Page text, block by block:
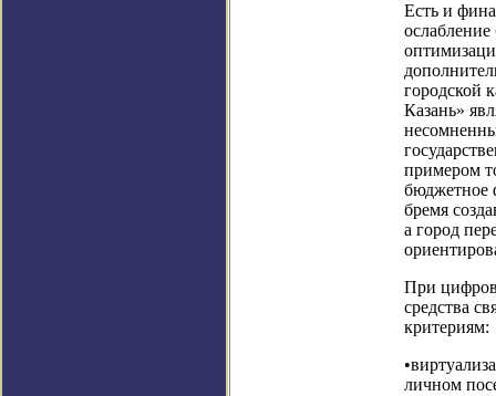
Есть и
городской
Казань»
примером
бюджетное
бремя
а город
При
средства
критериям:
личном